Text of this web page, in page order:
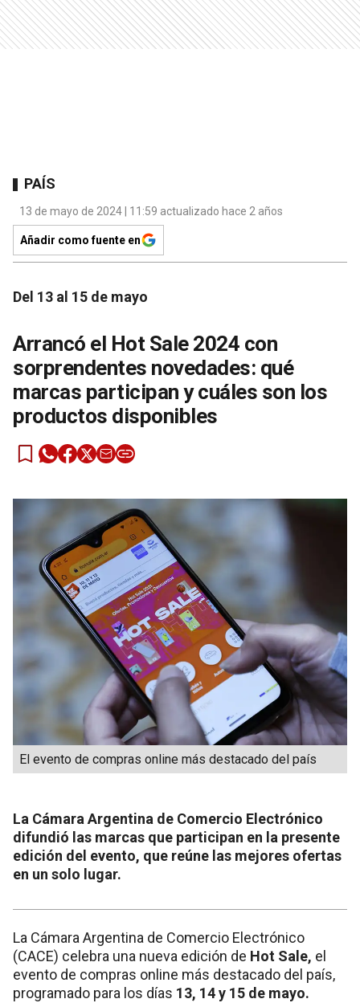
PAÍS
13 de mayo de 2024 | 11:59 actualizado hace 2 años
Añadir como fuente en
Del 13 al 15 de mayo
Arrancó el Hot Sale 2024 con
sorprendentes novedades: qué
marcas participan y cuáles son los
productos disponibles
El evento de compras online más destacado del país
La Cámara Argentina de Comercio Electrónico
difundió las marcas que participan en la presente
edición del evento, que reúne las mejores ofertas
en un solo lugar.
La Cámara Argentina de Comercio Electrónico
(CACE) celebra una nueva edición de Hot Sale, el
evento de compras online más destacado del país,
programado para los días 13, 14 y 15 de mayo.